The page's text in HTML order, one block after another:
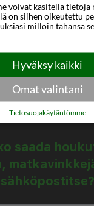
saada
sähköpostitse?
voivat käsitellä tietoja
on siihen oikeutettu
milloin tahansa
Hyväksy kaikki
Omat valintani
Tietosuojakäytäntömme